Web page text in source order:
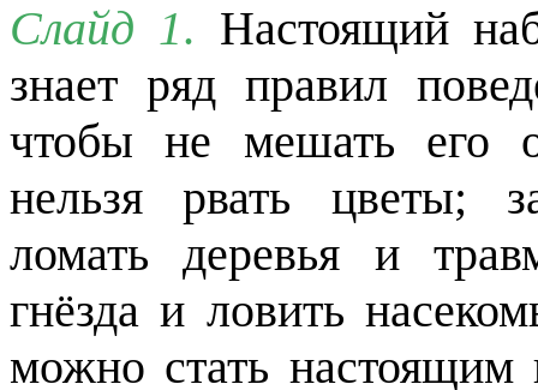
Слайд 1. Настоящий
знает ряд правил
чтобы не мешать его
нельзя рвать цветы;
ломать деревья и
гнёзда и ловить
можно стать